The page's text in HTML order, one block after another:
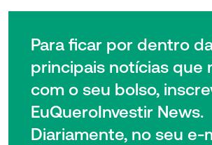
Para ficar por dentro
principais notícias que
com o seu bolso,
EuQueroInvestir News.
Diariamente, no seu e-